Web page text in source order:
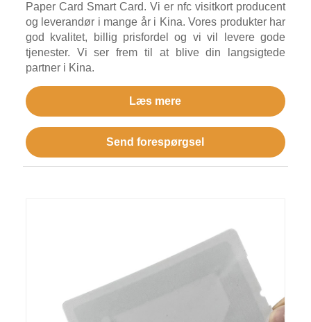
Paper Card Smart Card. Vi er nfc visitkort producent
og leverandør i mange år i Kina. Vores produkter har
god kvalitet, billig prisfordel og vi vil levere gode
tjenester. Vi ser frem til at blive din langsigtede
partner i Kina.
Læs mere
Send forespørgsel